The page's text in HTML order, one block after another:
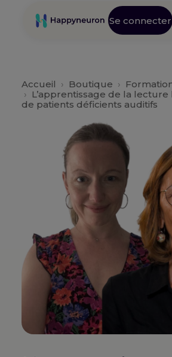
Se connecter
Accueil › Boutique ›
› L’apprentissage de la
de patients déficients auditifs